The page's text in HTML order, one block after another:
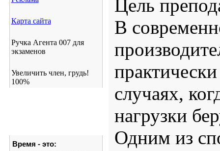
Карта сайта
Ручка Агента 007 для
экзаменов
Увеличить член, грудь!
100%
Время - это:
Цель
В
случаях,
нагрузки
Одним из